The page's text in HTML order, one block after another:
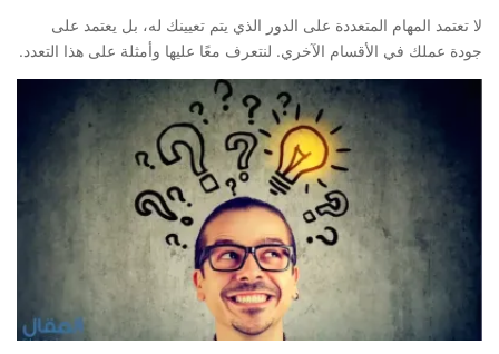
لا تعتمد المهام المتعددة على الدور الذي يتم تعيينك له، بل يعتمد على
جودة عملك في الأقسام الآخري. لنتعرف معًا عليها وأمثلة على هذا التعدد.